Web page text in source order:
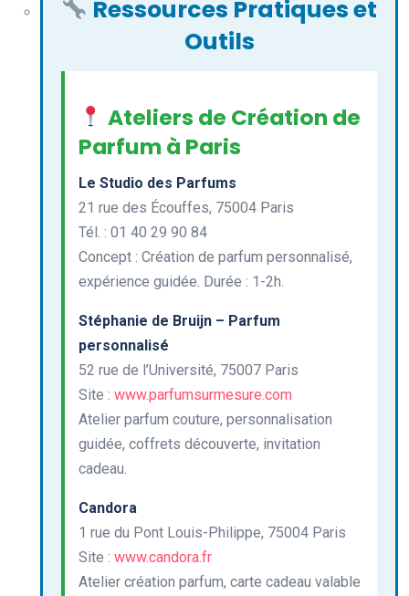
Ressources Pratiques et
Outils
Ateliers de Création de
Parfum à Paris
Le Studio des Parfums
21 rue des Écouffes, 75004 Paris
Tél. : 01 40 29 90 84
Concept : Création de parfum personnalisé,
expérience guidée. Durée : 1-2h.
Stéphanie de Bruijn – Parfum
personnalisé
52 rue de l’Université, 75007 Paris
Site : www.parfumsurmesure.com
Atelier parfum couture, personnalisation
guidée, coffrets découverte, invitation
cadeau.
Candora
1 rue du Pont Louis-Philippe, 75004 Paris
Site : www.candora.fr
Atelier création parfum, carte cadeau valable